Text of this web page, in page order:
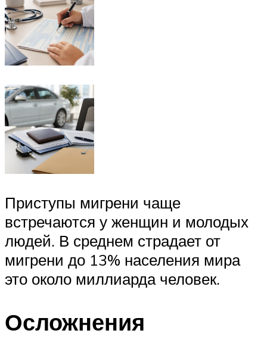
Приступы мигрени чаще
встречаются у женщин и молодых
людей. В среднем страдает от
мигрени до 13% населения мира
это около миллиарда человек.
Осложнения